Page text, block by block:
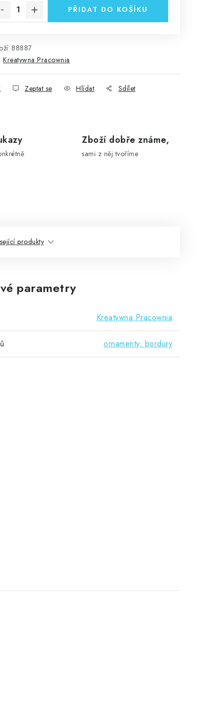
PŘIDAT DO KOŠÍKU
88887
Kreatywna Pracownia
Zeptat se Hlídat Sdílet
Zboží dobře známe,
sami z něj tvoříme
produkty
parametry
Kreatywna Pracownia
ornamenty, bordury